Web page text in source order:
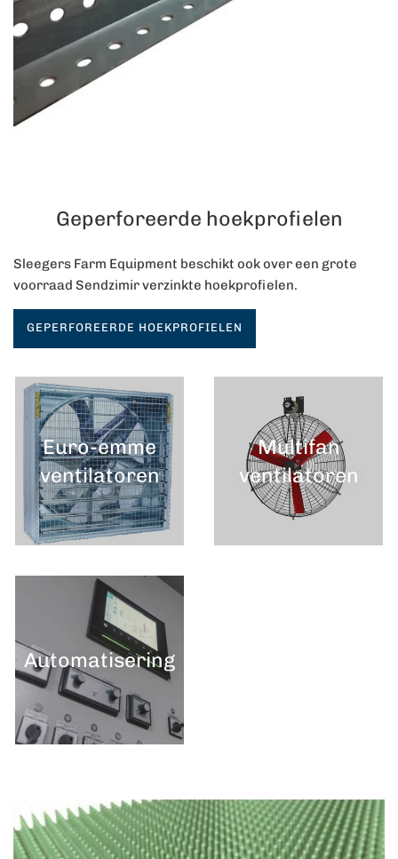
Geperforeerde hoekprofielen
Sleegers Farm Equipment beschikt ook over een grote
voorraad Sendzimir verzinkte hoekprofielen.
GEPERFOREERDE HOEKPROFIELEN
Euro-emme
ventilatoren
Multifan
ventilatoren
Automatisering